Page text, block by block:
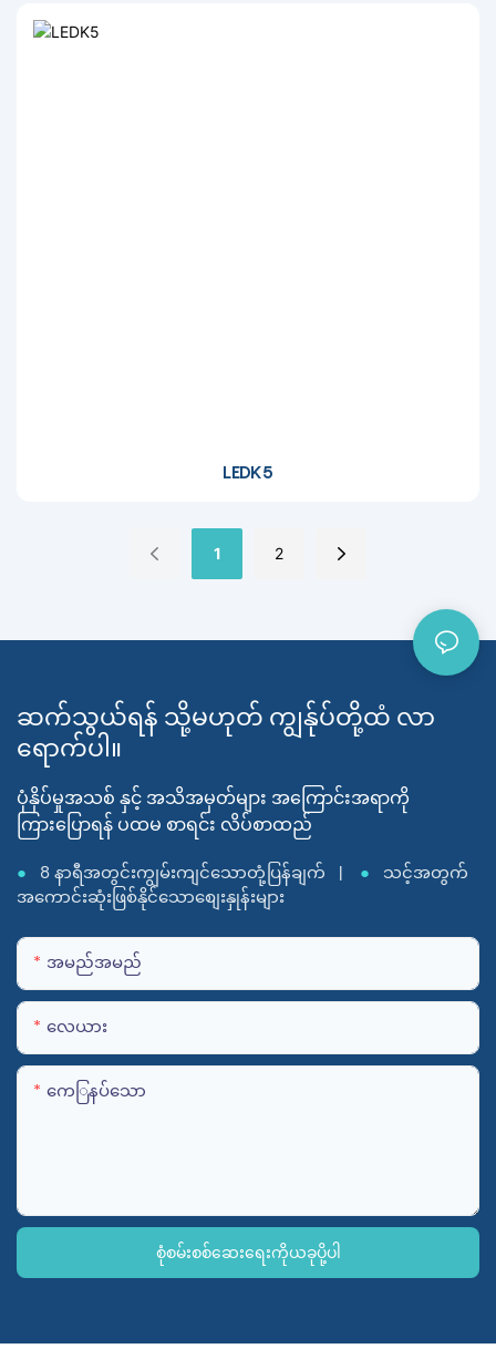
LEDK5
1 2
ဆက်သွယ်ရန် သို့မဟုတ် ကျွန်ုပ်တို့ထံ လာ
ရောက်ပါ။
ပုံနှိပ်မှုအသစ် နှင့် အသိအမှတ်များ အကြောင်းအရာကို
ကြားပြောရန် ပထမ စာရင်း လိပ်စာထည်
● 8 နာရီအတွင်းကျွမ်းကျင်သောတုံ့ပြန်ချက် | ●
သင့်အတွက်
အကောင်းဆုံးဖြစ်နိုင်သောစျေးနှုန်းများ
အမည်အမည်
လေယား
ကေြနပ်သော
စုံစမ်းစစ်ဆေးရေးကိုယခုပို့ပါ